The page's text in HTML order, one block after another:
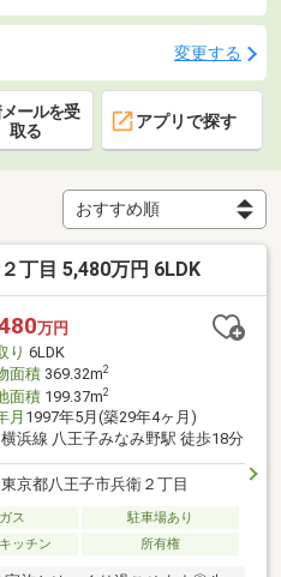
変更する
ールを受
取る
アプリで探す
丁目 5,480万円 6LDK
万円
り 6LDK
面積369.32m2
面積199.37m2
月 1997年5月(築29年4ヶ月)
横浜線 八王子みなみ野駅 徒歩18分
東京都八王子市兵衛２丁目
ス
駐車場あり
ッチン 所有権